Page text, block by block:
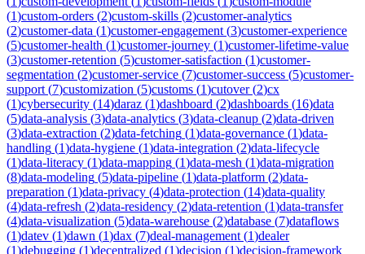
(1)custom-orders (2)custom-skills (2)customer-analytics
(2)customer-data (1)customer-engagement (3)customer-experience
(5)customer-health (1)customer-journey (1)customer-lifetime-value
(3)customer-retention (5)customer-satisfaction (1)customer-
segmentation (2)customer-service (7)customer-success (5)customer-
support (7)customization (5)customs (1)cutover(2)cx
(1)cybersecurity (14)daraz (1)dashboard (2)dashboards (16)data
(5)data-analysis (3)data-analytics (3)data-cleanup (2)data-driven
(3)data-extraction (2)data-fetching (1)data-governance (1)data-
handling (1)data-hygiene (1)data-integration (2)data-lifecycle
(1)data-literacy (1)data-mapping (1)data-mesh (1)data-migration
(8)data-modeling (5)data-pipeline (1)data-platform (2)data-
preparation (1)data-privacy (4)data-protection (14)data-quality
(4)data-refresh (2)data-residency (2)data-retention (1)data-transfer
(4)data-visualization (5)data-warehouse (2)database (7)dataflows
(1)datev (1)dawn (1)dax (7)deal-management (1)dealer
(1)debugging (1)decentralized (1)decision (1)decision-framework